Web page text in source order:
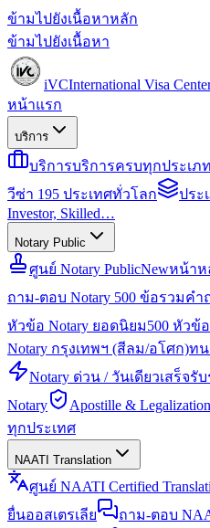
ข้ามไปยังเนื้อหาหลัก
ข้ามไปยังเนื้อหา
iVCInternational Visa
หน้าแรก
บริการ
บริการบริการครบทุกประเภ
วีซ่า 195 ประเทศทั่วโลก
ประ
Investor, Skilled…
Notary Public
ศูนย์ Notary PublicNewหน้าห
ถาม-ตอบ Notary 500 ข้อรวมคำ
หัวข้อ Notary ยอดนิยม500 หัวข้
Notary กรุงเทพฯ (สีลม/อโศก)ทน
Notary ด่วน / วันเดียวเสร็จรับ
Notary
Apostille & Legalization
ทุกประเทศ
NAATI Translation
ศูนย์ NAATI Certified
ยื่นออสเตรเลีย
ถาม-ตอบ